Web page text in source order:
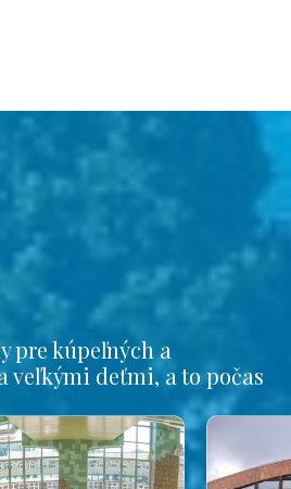
pre kúpeľných a
veľkými deťmi, a to počas